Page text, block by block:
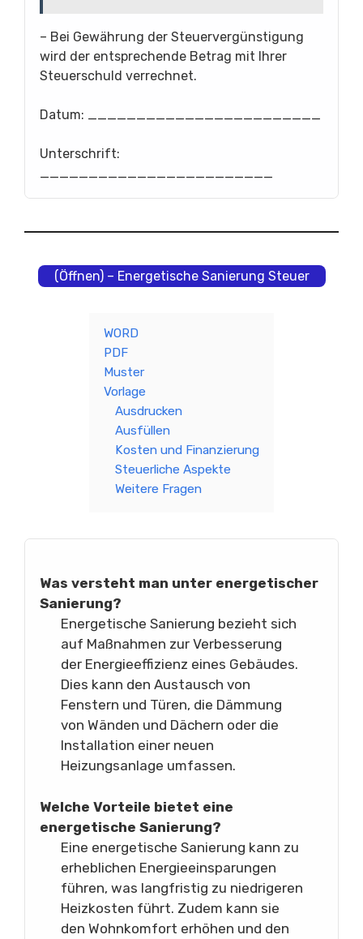
– Bei Gewährung der Steuervergünstigung
wird der entsprechende Betrag mit Ihrer
Steuerschuld verrechnet.
Datum: ________________________
Unterschrift:
________________________
(Öffnen) – Energetische Sanierung Steuer
WORD
PDF
Muster
Vorlage
Ausdrucken
Ausfüllen
Kosten und Finanzierung
Steuerliche Aspekte
Weitere Fragen
Was versteht man unter energetischer
Sanierung?
Energetische Sanierung bezieht sich
auf Maßnahmen zur Verbesserung
der Energieeffizienz eines Gebäudes.
Dies kann den Austausch von
Fenstern und Türen, die Dämmung
von Wänden und Dächern oder die
Installation einer neuen
Heizungsanlage umfassen.
Welche Vorteile bietet eine
energetische Sanierung?
Eine energetische Sanierung kann zu
erheblichen Energieeinsparungen
führen, was langfristig zu niedrigeren
Heizkosten führt. Zudem kann sie
den Wohnkomfort erhöhen und den